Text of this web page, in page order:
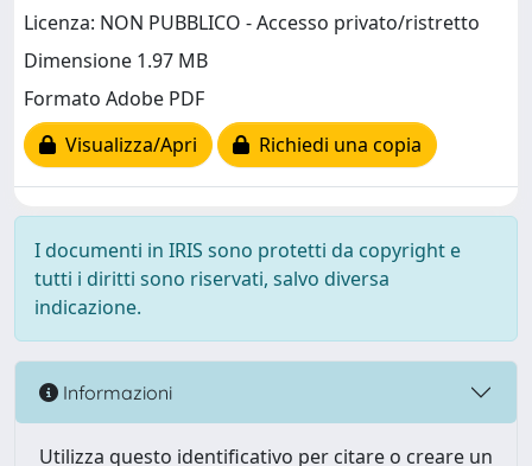
Licenza: NON PUBBLICO - Accesso privato/ristretto
Dimensione 1.97 MB
Formato Adobe PDF
Visualizza/Apri
Richiedi una copia
I documenti in IRIS sono protetti da copyright e
tutti i diritti sono riservati, salvo diversa
indicazione.
Informazioni
Utilizza questo identificativo per citare o creare un